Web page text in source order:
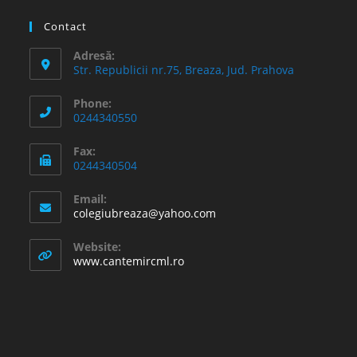
Contact
Adresă:
Str. Republicii nr.75, Breaza, Jud. Prahova
Phone:
0244340550
Fax:
0244340504
Email:
colegiubreaza@yahoo.com
Website:
www.cantemircml.ro